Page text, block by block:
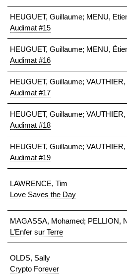
HEUGUET, Guillaume; MENU,
Audimat #15
HEUGUET, Guillaume; MENU,
Audimat #16
HEUGUET, Guillaume;
Audimat #17
HEUGUET, Guillaume;
Audimat #18
HEUGUET, Guillaume;
Audimat #19
LAWRENCE, Tim
Love Saves the Day
MAGASSA, Mohamed; PELLION,
L’Enfer sur Terre
OLDS, Sally
Crypto Forever